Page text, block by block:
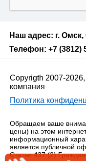
Наш адрес: г. Омск,
Телефон: +7 (3812)
Copyrigth 2007-
компания
Политика
Обращаем ваше
цены) на этом
информационный
является публичной
Статьи 437 (2)